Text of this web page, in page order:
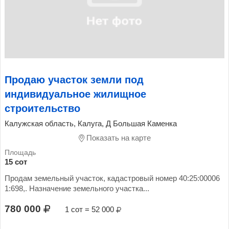
Продаю участок земли под
индивидуальное жилищное
строительство
Калужская область, Калуга, Д Большая Каменка
Показать на карте
15 сот
Продам земельный участок, кадастровый номер 40:25:00006
1:698,. Назначение земельного участка...
780 000 1 сот = 52 000